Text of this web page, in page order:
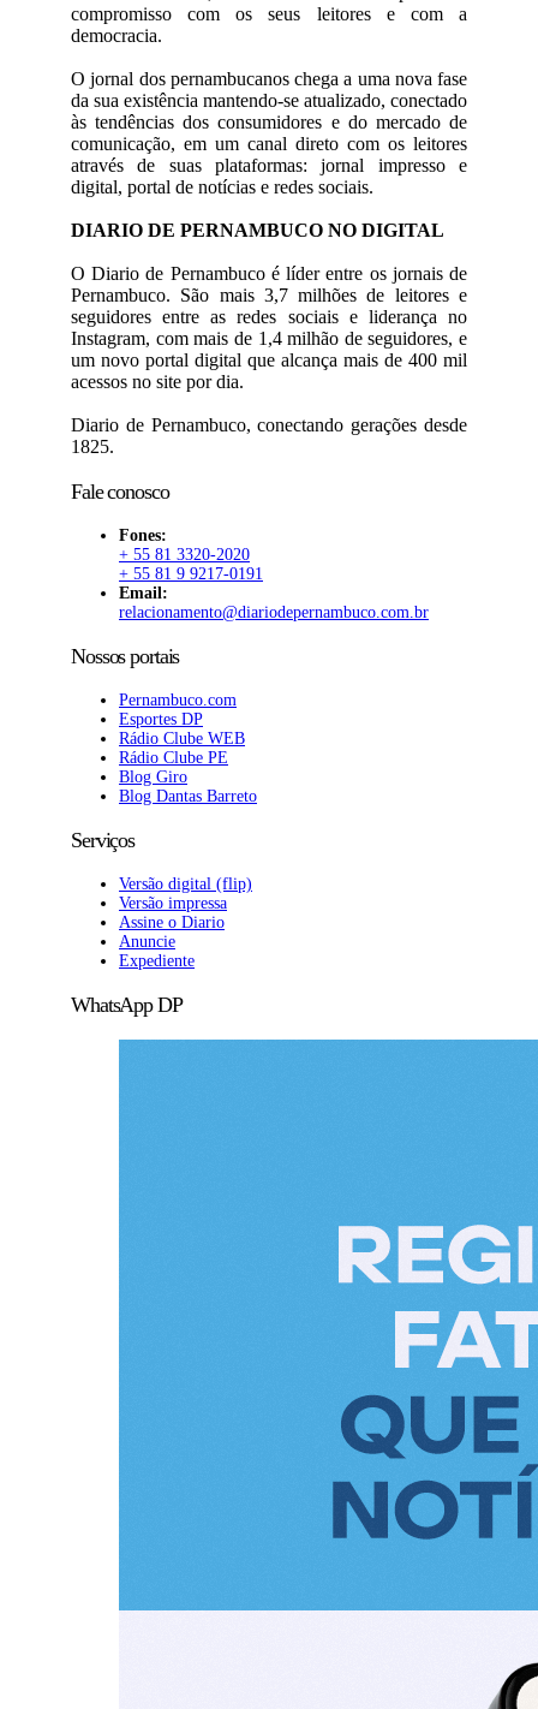
compromisso com os seus leitores e com a
democracia.
O jornal dos pernambucanos chega a uma nova fase
da sua existência mantendo-se atualizado, conectado
às tendências dos consumidores e do mercado de
comunicação, em um canal direto com os leitores
através de suas plataformas: jornal impresso e
digital, portal de notícias e redes sociais.
DIARIO DE PERNAMBUCO NO DIGITAL
O Diario de Pernambuco é líder entre os jornais de
Pernambuco. São mais 3,7 milhões de leitores e
seguidores entre as redes sociais e liderança no
Instagram, com mais de 1,4 milhão de seguidores, e
um novo portal digital que alcança mais de 400 mil
acessos no site por dia.
Diario de Pernambuco, conectando gerações desde
1825.
Fale conosco
Fones:
+ 55 81 3320-2020
+ 55 81 9 9217-0191
Email:
relacionamento@diariodepernambuco.com.br
Nossos portais
Pernambuco.com
Esportes DP
Rádio Clube WEB
Rádio Clube PE
Blog Giro
Blog Dantas Barreto
Serviços
Versão digital (flip)
Versão impressa
Assine o Diario
Anuncie
Expediente
WhatsApp DP